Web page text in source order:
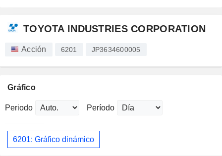
TOYOTA INDUSTRIES CORPORATION
Acción 6201 JP3634600005
Gráfico
Periodo Período
6201: Gráfico dinámico